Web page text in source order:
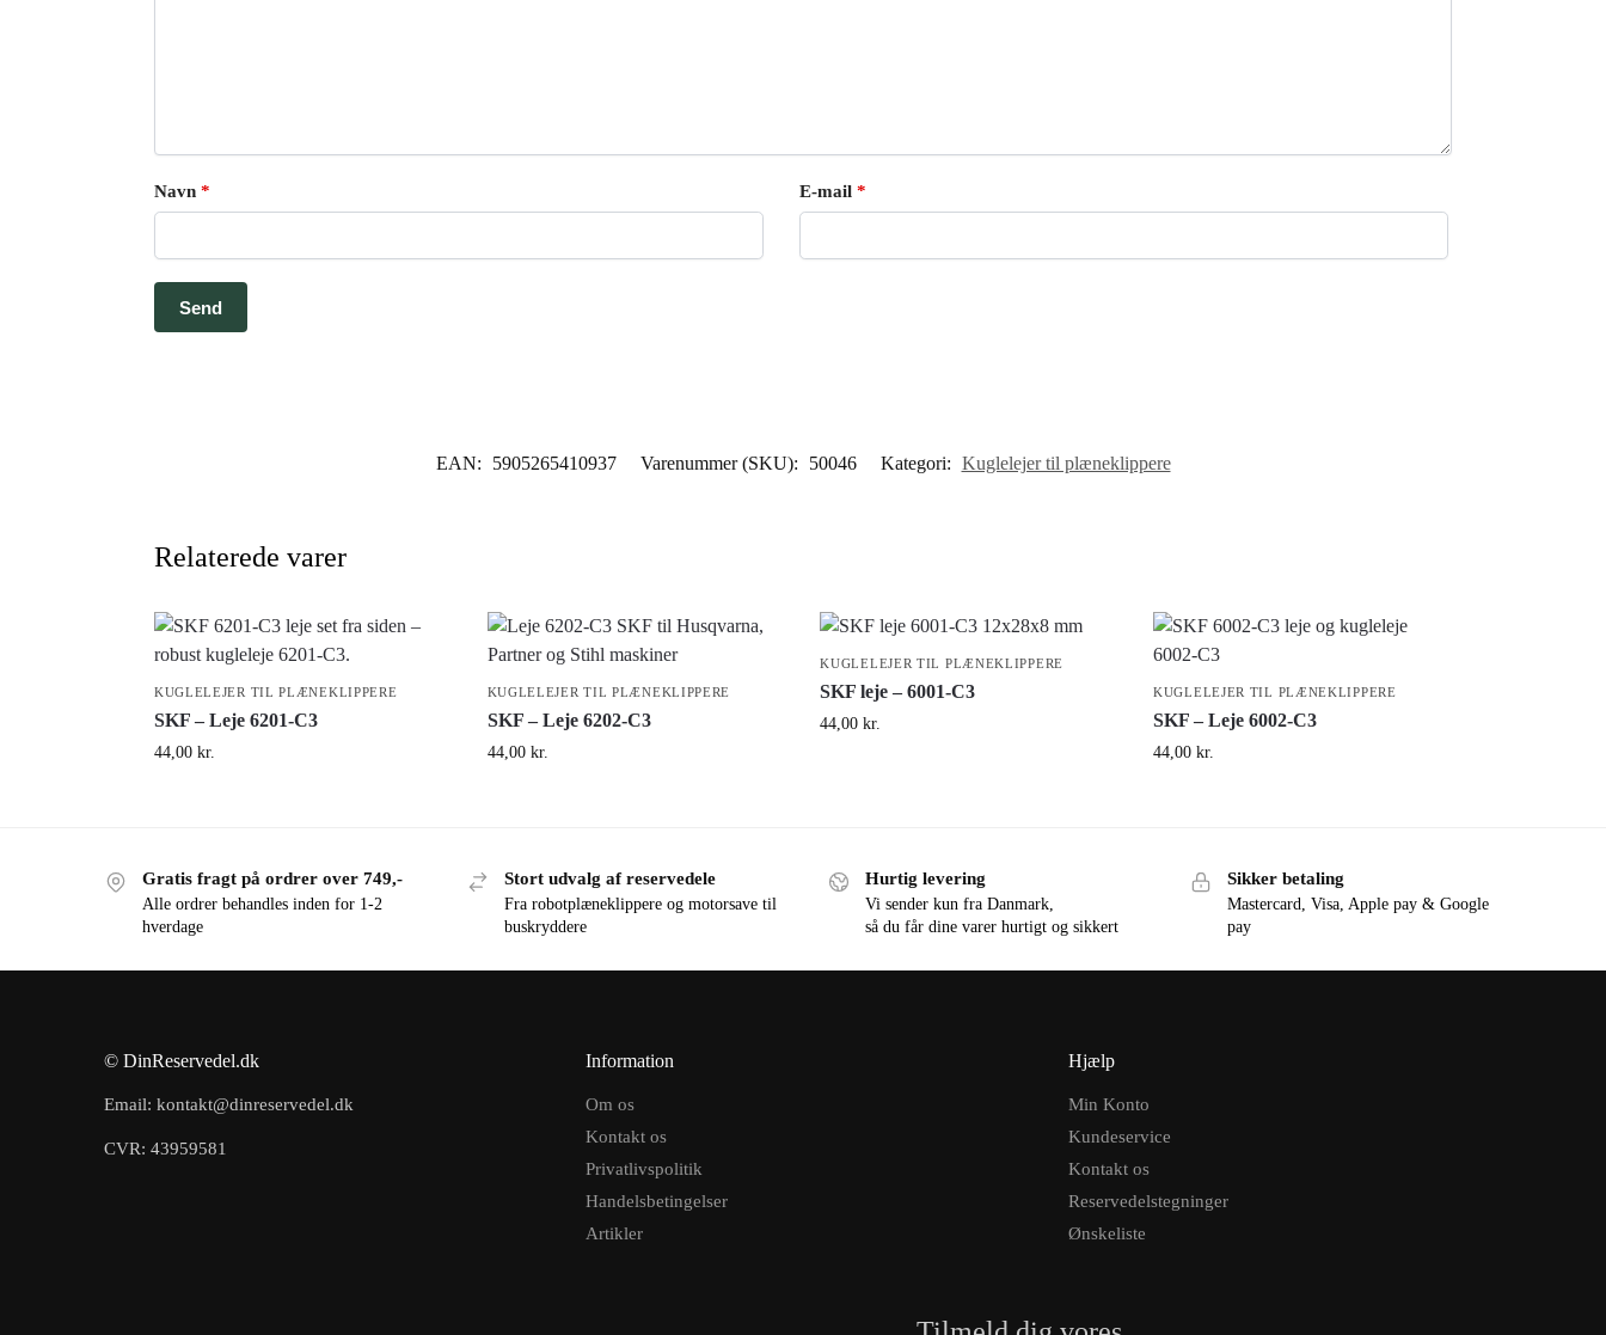
Navn * E-mail *
EAN: 5905265410937 Varenummer (SKU): 50046 Kategori: Kuglelejer til plæneklippere
Relaterede varer
KUGLELEJER TIL PLÆNEKLIPPERE
SKF – Leje 6201-C3
44,00 kr.
KUGLELEJER TIL PLÆNEKLIPPERE
SKF – Leje 6202-C3
44,00 kr.
KUGLELEJER TIL PLÆNEKLIPPERE
SKF leje – 6001-C3
44,00kr.
KUGLELEJER TIL PLÆNEKLIPPERE
SKF – Leje 6002-C3
44,00kr.
Gratis fragt på ordrer over 749,-
Alle ordrer behandles inden for 1-2
hverdage
Stort udvalg af reservedele
Fra robotplæneklippere og motorsave til
buskryddere
Hurtig levering
Vi sender kun fra Danmark,
så du får dine varer hurtigt og sikkert
Sikker betaling
Mastercard, Visa, Apple pay & Google
pay
© DinReservedel.dk
Email: kontakt@dinreservedel.dk
CVR: 43959581
Information
Om os
Kontakt os
Privatlivspolitik
Handelsbetingelser
Artikler
Hjælp
Min Konto
Kundeservice
Kontakt os
Reservedelstegninger
Ønskeliste